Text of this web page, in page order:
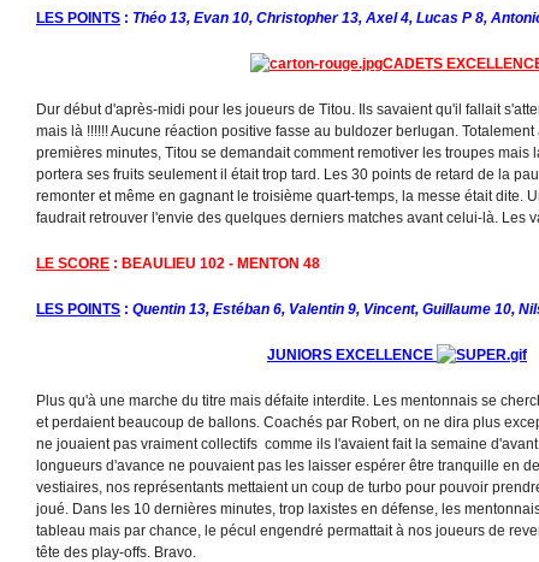
LES POINTS : Théo 13, Evan 10, Christopher 13, Axel 4, Lucas P 8,
CADETS
Dur début d'après-midi pour les joueurs de Titou. Ils savaient qu'il fallait
mais là !!!!!! Aucune réaction positive fasse au buldozer berlugan.
premières minutes, Titou se demandait comment remotiver les troupes mais
portera ses fruits seulement il était trop tard. Les 30 points de retard de la
remonter et même en gagnant le troisième quart-temps, la messe était dite.
faudrait retrouver l'envie des quelques derniers matches avant celui-là. Les
LE SCORE : BEAULIEU 102 - MENTON 48
LES POINTS : Quentin 13, Estéban 6, Valentin 9, Vincent, Guillaume 10,
JUNIORS EXCELLENCE
Plus qu'à une marche du titre mais défaite interdite. Les mentonnais se
et perdaient beaucoup de ballons. Coachés par Robert, on ne dira plus
ne jouaient pas vraiment collectifs comme ils l'avaient fait la semaine
longueurs d'avance ne pouvaient pas les laisser espérer être tranquille en
vestiaires, nos représentants mettaient un coup de turbo pour pouvoir
joué. Dans les 10 dernières minutes, trop laxistes en défense, les
tableau mais par chance, le pécul engendré permattait à nos joueurs de
tête des play-offs. Bravo.